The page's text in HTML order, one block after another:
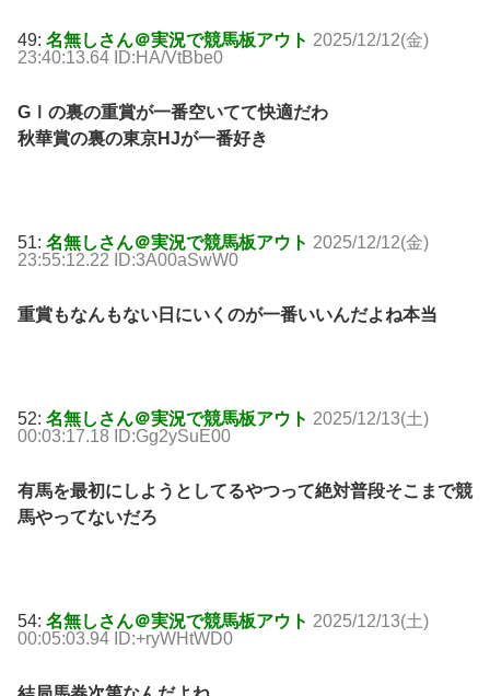
49: 名無しさん＠実況で競馬板アウト 2025/12/12(金)
23:40:13.64 ID:HA/VtBbe0
GⅠの裏の重賞が一番空いてて快適だわ
秋華賞の裏の東京HJが一番好き
51: 名無しさん＠実況で競馬板アウト 2025/12/12(金)
23:55:12.22 ID:3A00aSwW0
重賞もなんもない日にいくのが一番いいんだよね本当
52: 名無しさん＠実況で競馬板アウト 2025/12/13(土)
00:03:17.18 ID:Gg2ySuE00
有馬を最初にしようとしてるやつって絶対普段そこまで競
馬やってないだろ
54: 名無しさん＠実況で競馬板アウト 2025/12/13(土)
00:05:03.94 ID:+ryWHtWD0